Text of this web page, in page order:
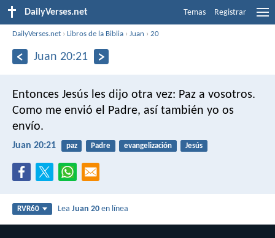
DailyVerses.net Temas Registrar
DailyVerses.net ›Libros de la Biblia ›Juan ›20
Juan 20:21
Entonces Jesús les dijo otra vez: Paz a vosotros.
Como me envió el Padre, así también yo os
envío.
Juan 20:21 paz Padre evangelización Jesús
RVR60 LeaJuan 20 en línea